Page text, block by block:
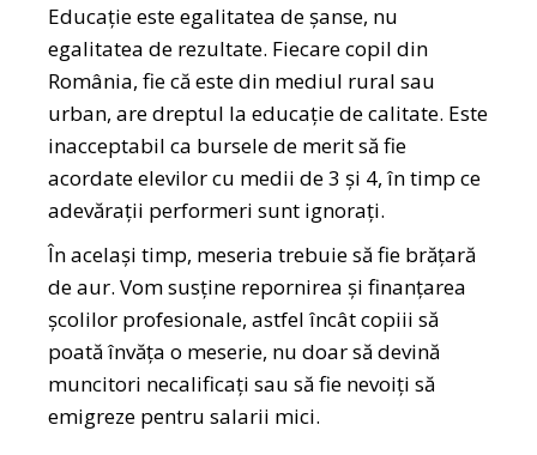
Educație este egalitatea de șanse, nu
egalitatea de rezultate. Fiecare copil din
România, fie că este din mediul rural sau
urban, are dreptul la educație de calitate. Este
inacceptabil ca bursele de merit să fie
acordate elevilor cu medii de 3 și 4, în timp ce
adevărații performeri sunt ignorați.
În același timp, meseria trebuie să fie brățară
de aur. Vom susține repornirea și finanțarea
școlilor profesionale, astfel încât copiii să
poată învăța o meserie, nu doar să devină
muncitori necalificați sau să fie nevoiți să
emigreze pentru salarii mici.